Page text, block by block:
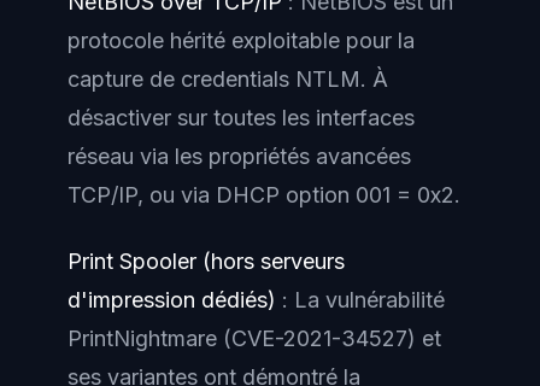
protocole hérité exploitable pour la
capture de credentials NTLM. À
désactiver sur toutes les interfaces
réseau via les propriétés avancées
TCP/IP, ou via DHCP option 001 = 0x2.
Print Spooler (hors serveurs
d'impression dédiés) : La vulnérabilité
PrintNightmare (CVE-2021-34527) et
ses variantes ont démontré la